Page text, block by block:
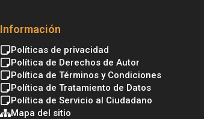
Información
Políticas de privacidad
Política de Derechos de Autor
Política de Términos y Condiciones
Política de Tratamiento de Datos
Política de Servicio al Ciudadano
Mapa del sitio